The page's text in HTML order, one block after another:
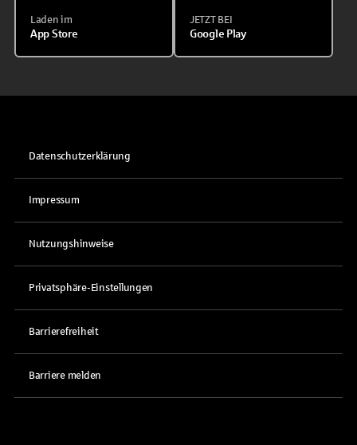
Laden im
App Store
JETZT BEI
Google Play
Datenschutzerklärung
Impressum
Nutzungshinweise
Privatsphäre-Einstellungen
Barrierefreiheit
Barriere melden